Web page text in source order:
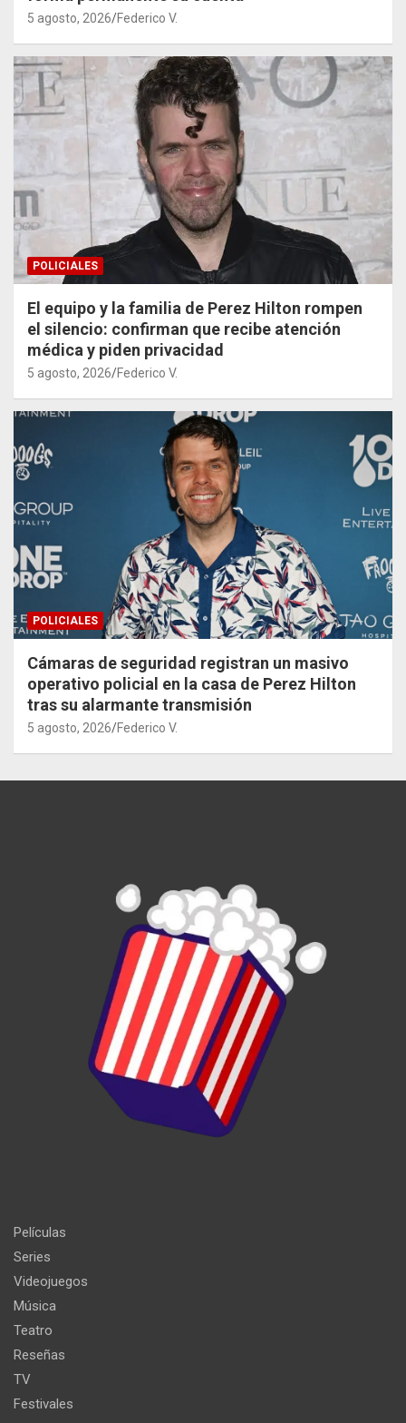
5 agosto, 2026 Federico V.
POLICIALES
El equipo y la familia de Perez Hilton rompen
el silencio: confirman que recibe atención
médica y piden privacidad
5 agosto, 2026 Federico V.
POLICIALES
Cámaras de seguridad registran un masivo
operativo policial en la casa de Perez Hilton
tras su alarmante transmisión
5 agosto, 2026 Federico V.
Películas
Series
Videojuegos
Música
Teatro
Reseñas
TV
Festivales